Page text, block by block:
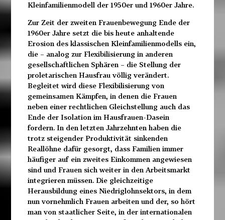
Kleinfamilienmodell der 1950er und 1960er Jahre.
Zur Zeit der zweiten Frauenbewegung Ende der
1960er Jahre setzt die bis heute anhaltende
Erosion des klassischen Kleinfamilienmodells ein,
die – analog zur Flexibilisierung in anderen
gesellschaftlichen Sphären – die Stellung der
proletarischen Hausfrau völlig verändert.
Begleitet wird diese Flexibilisierung von
gemeinsamen Kämpfen, in denen die Frauen
neben einer rechtlichen Gleichstellung auch das
Ende der Isolation im Hausfrauen-Dasein
fordern. In den letzten Jahrzehnten haben die
trotz steigender Produktivität sinkenden
Reallöhne dafür gesorgt, dass Familien immer
häufiger auf ein zweites Einkommen angewiesen
sind und Frauen sich weiter in den Arbeitsmarkt
integrieren müssen. Die gleichzeitige
Herausbildung eines Niedriglohnsektors, in dem
nun vornehmlich Frauen arbeiten und der, so hört
man von staatlicher Seite, in der internationalen